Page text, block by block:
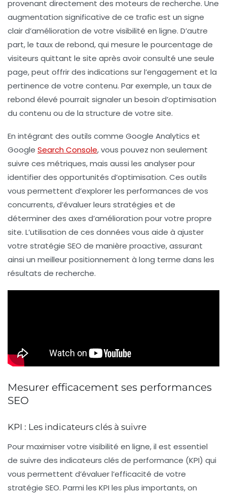
provenant directement des moteurs de recherche. Une
augmentation significative de ce trafic est un signe
clair d’amélioration de votre visibilité en ligne. D’autre
part, le taux de rebond, qui mesure le pourcentage de
visiteurs quittant le site après avoir consulté une seule
page, peut offrir des indications sur l’engagement et la
pertinence de votre contenu. Par exemple, un taux de
rebond élevé pourrait signaler un besoin d’optimisation
du contenu ou de la structure de votre site.
En intégrant des outils comme Google Analytics et
Google Search Console, vous pouvez non seulement
suivre ces métriques, mais aussi les analyser pour
identifier des opportunités d’optimisation. Ces outils
vous permettent d’explorer les performances de vos
concurrents, d’évaluer leurs stratégies et de
déterminer des axes d’amélioration pour votre propre
site. L’utilisation de ces données vous aide à ajuster
votre stratégie SEO de manière proactive, assurant
ainsi un meilleur positionnement à long terme dans les
résultats de recherche.
Mesurer efficacement ses performances
SEO
KPI : Les indicateurs clés à suivre
Pour maximiser votre visibilité en ligne, il est essentiel
de suivre des indicateurs clés de performance (KPI) qui
vous permettent d’évaluer l’efficacité de votre
stratégie SEO. Parmi les KPI les plus importants, on